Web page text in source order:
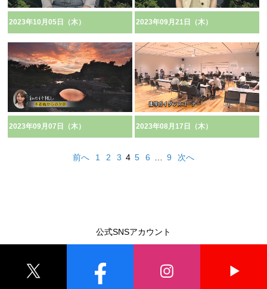
2023年10月05日（木） 2023年09月21日（木）
2023年09月07日（木） 2023年08月17日（木）
前へ 1 2 3 4 5 6 9 次へ
公式SNSアカウント